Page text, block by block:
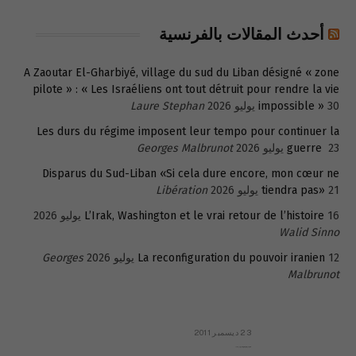
أحدث المقالات بالفرنسية
A Zaoutar El-Gharbiyé, village du sud du Liban désigné « zone
pilote » : « Les Israéliens ont tout détruit pour rendre la vie
impossible » 30 يوليو 2026
Laure Stephan
Les durs du régime imposent leur tempo pour continuer la
guerre 23 يوليو 2026
Georges Malbrunot
Disparus du Sud-Liban «Si cela dure encore, mon cœur ne
tiendra pas» 21 يوليو 2026
Libération
L’Irak, Washington et le vrai retour de l’histoire 16 يوليو 2026
Walid Sinno
La reconfiguration du pouvoir iranien 12 يوليو 2026
Georges
Malbrunot
23 ديسمبر 2011